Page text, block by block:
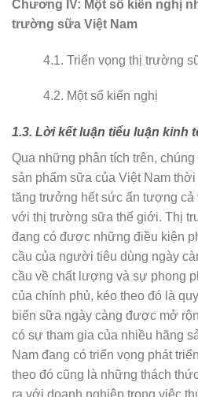
Chương IV: Một số kiến nghị
trường sữa Việt Nam
4.1. Triển vọng thị trường
4.2. Một số kiến nghị
1.3. Lời kết luận tiểu luận kinh
Qua những phân tích trên,
sản phẩm sữa của Việt Nam
tăng trưởng hết sức ấn tượng
với thị trường sữa thế giới. Thị
đang có được những điều kiện
cầu của người tiêu dùng ngày
cầu về chất lượng và sự phong
của chính phủ, kéo theo đó là
biến sữa ngày càng được mở
có sự tham gia của nhiều hãng
Nam đang có triển vọng phát
theo đó cũng là những thách
ra với doanh nghiệp trong việc